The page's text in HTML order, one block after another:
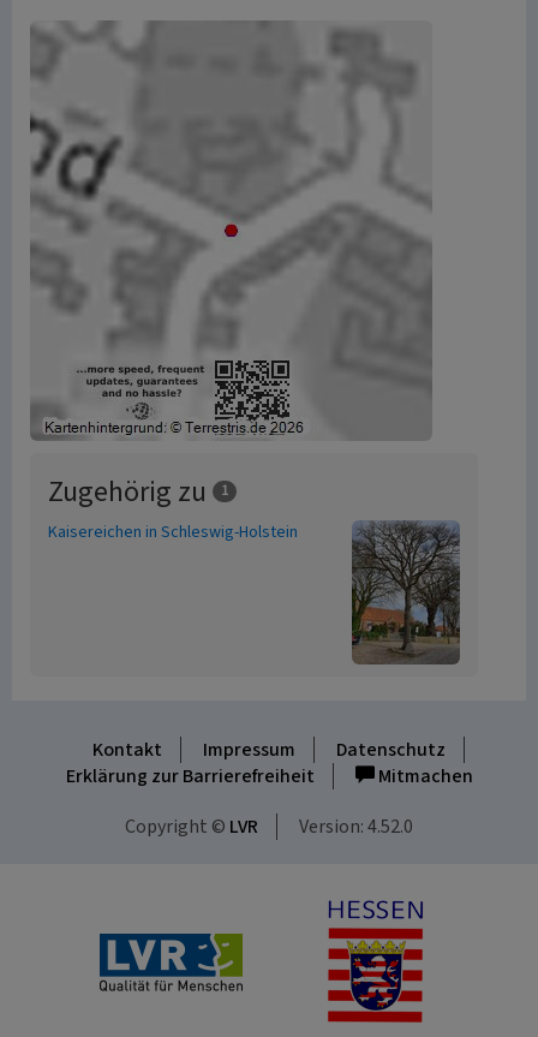
Zugehörig zu 1
Kaisereichen in Schleswig-Holstein
Kontakt Impressum
Datenschutz
Erklärung zur Barrierefreiheit
Mitmachen
Copyright © LVR Version: 4.52.0